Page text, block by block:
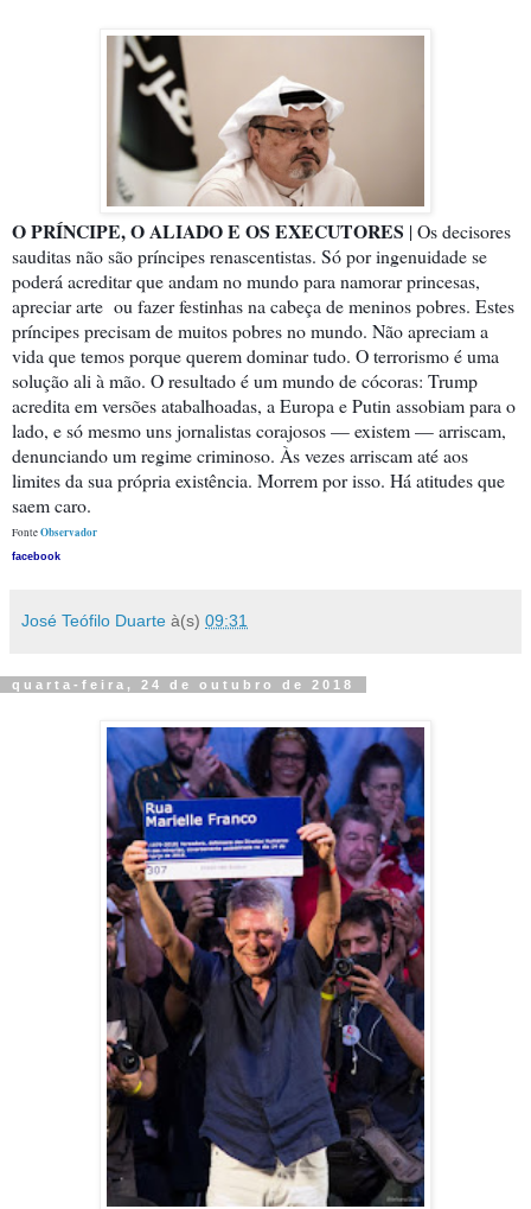
O PRÍNCIPE, O ALIADO E OS EXECUTORES | Os decisores
sauditas não são príncipes renascentistas. Só por ingenuidade se
poderá acreditar que andam no mundo para namorar princesas,
apreciar arte ou fazer festinhas na cabeça de meninos pobres. Estes
príncipes precisam de muitos pobres no mundo. Não apreciam a
vida que temos porque querem dominar tudo. O terrorismo é uma
solução ali à mão. O resultado é um mundo de cócoras: Trump
acredita em versões atabalhoadas, a Europa e Putin assobiam para o
lado, e só mesmo uns jornalistas corajosos — existem — arriscam,
denunciando um regime criminoso. Às vezes arriscam até aos
limites da sua própria existência. Morrem por isso. Há atitudes que
saem caro.
FonteObservador
facebook
José Teófilo Duarte à(s) 09:31
quarta-feira, 24 de outubro de 2018